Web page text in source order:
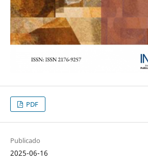
PDF
Publicado
2025-06-16